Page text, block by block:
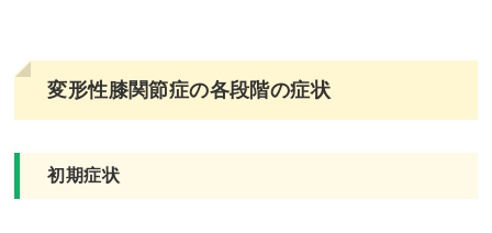
変形性膝関節症の各段階の症状
初期症状